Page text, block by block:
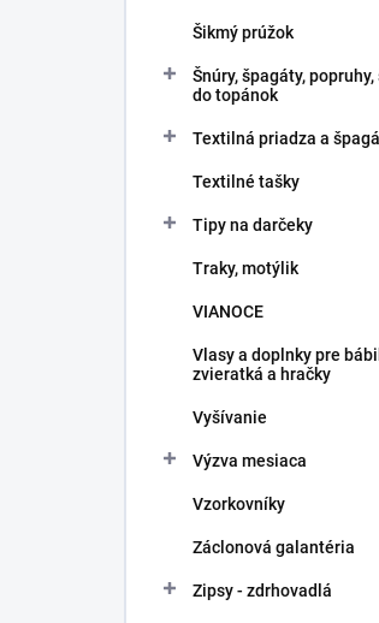
Šikmý prúžok
Šnúry, špagáty,
do topánok
Textilná priadza a
Textilné tašky
Tipy na darčeky
Traky, motýlik
VIANOCE
Vlasy a doplnky pre
zvieratká a hračky
Vyšívanie
Výzva mesiaca
Vzorkovníky
Záclonová galantéria
Zipsy - zdrhovadlá